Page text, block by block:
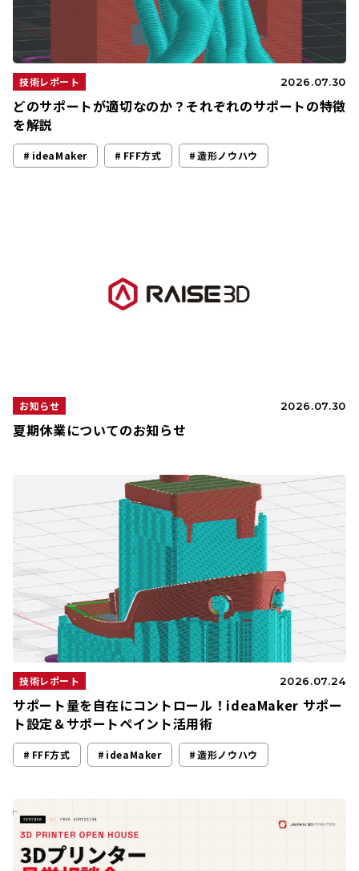
技術レポート 2026.07.30
どのサポートが適切なのか？それぞれのサポートの特徴
を解説
ideaMaker FFF方式 造形ノウハウ
お知らせ 2026.07.30
夏期休業についてのお知らせ
技術レポート 2026.07.24
サポート量を自在にコントロール！ideaMaker サポー
ト設定＆サポートペイント活用術
FFF方式 ideaMaker 造形ノウハウ